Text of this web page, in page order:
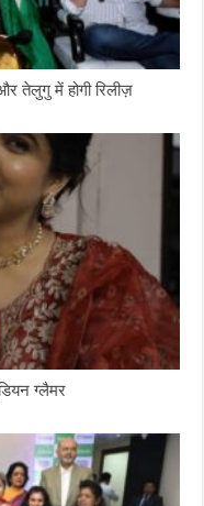
तेलुगु में होगी रिलीज़
ग्लैमर